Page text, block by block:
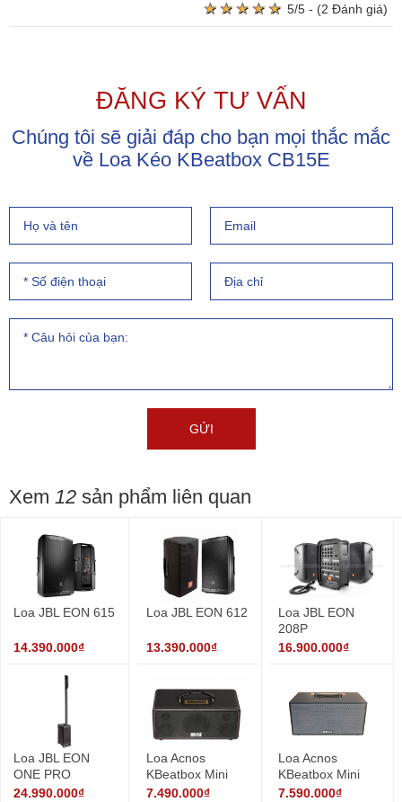
★ ★ ★ ★ ★
★ ★ ★ ★ ★ 5/5 - (2 Đánh giá)
ĐĂNG KÝ TƯ VẤN
Chúng tôi sẽ giải đáp cho bạn mọi thắc mắc
về Loa Kéo KBeatbox CB15E
Xem 12 sản phẩm liên quan
Loa JBL EON 615
14.390.000₫
Loa JBL EON 612
13.390.000₫
Loa JBL EON
208P
16.900.000₫
Loa JBL EON
ONE PRO
24.990.000₫
Loa Acnos
KBeatbox Mini
KS361M
7.490.000₫
Loa Acnos
KBeatbox Mini
CS450
7.590.000₫